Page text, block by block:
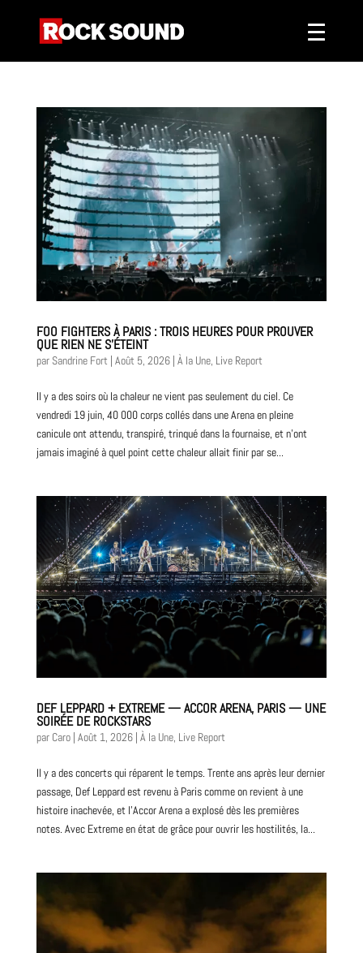
FOO FIGHTERS À PARIS : TROIS HEURES POUR PROUVER
QUE RIEN NE S’ÉTEINT
par Sandrine Fort | Août 5, 2026| À la Une, Live Report
Il y a des soirs où la chaleur ne vient pas seulement du ciel. Ce
vendredi 19 juin, 40 000 corps collés dans une Arena en pleine
canicule ont attendu, transpiré, trinqué dans la fournaise, et n’ont
jamais imaginé à quel point cette chaleur allait finir par se...
DEF LEPPARD + EXTREME — ACCOR ARENA, PARIS — UNE
SOIRÉE DE ROCKSTARS
par Caro| Août 1, 2026| À la Une, Live Report
Il y a des concerts qui réparent le temps. Trente ans après leur dernier
passage, Def Leppard est revenu à Paris comme on revient à une
histoire inachevée, et l’Accor Arena a explosé dès les premières
notes. Avec Extreme en état de grâce pour ouvrir les hostilités, la...